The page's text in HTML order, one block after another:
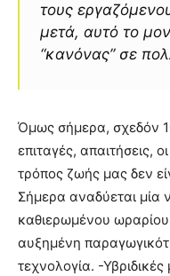
τους
μετά, αυτό το
“κανόνας” σε
Όμως σήμερα, σχεδόν
επιταγές, απαιτήσεις,
τρόπος ζωής μας δεν
Σήμερα αναδύεται μία
καθιερωμένου
αυξημένη
τεχνολογία. -